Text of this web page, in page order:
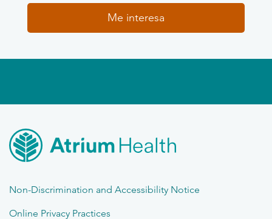
Me interesa
Non-Discrimination and Accessibility Notice
Online Privacy Practices